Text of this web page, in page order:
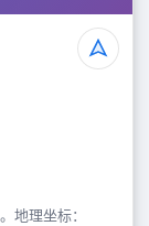
地理坐标：